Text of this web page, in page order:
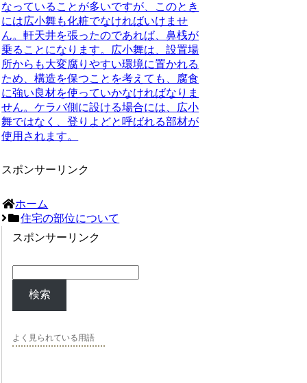
なっていることが多いですが、このとき
には広小舞も化粧でなければいけませ
ん。軒天井を張ったのであれば、鼻桟が
乗ることになります。広小舞は、設置場
所からも大変腐りやすい環境に置かれる
ため、構造を保つことを考えても、腐食
に強い良材を使っていかなければなりま
せん。ケラバ側に設ける場合には、広小
舞ではなく、登りよどと呼ばれる部材が
使用されます。
スポンサーリンク
ホーム
住宅の部位について
スポンサーリンク
検索
よく見られている用語